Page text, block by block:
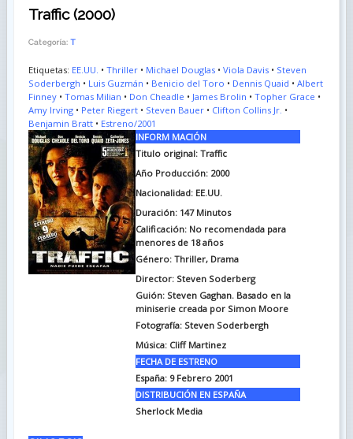
Traffic (2000)
Categoría: T
Etiquetas: EE.UU. • Thriller• Michael Douglas• Viola Davis• Steven
Soderbergh • Luis Guzmán • Benicio del Toro • Dennis Quaid • Albert
Finney• Tomas Milian • Don Cheadle • James Brolin • Topher Grace •
Amy Irving• Peter Riegert• Steven Bauer• Clifton Collins Jr. •
Benjamin Bratt• Estreno/2001
INFORM MACIÓN
Titulo original: Traffic
Año Producción: 2000
Nacionalidad: EE.UU.
Duración: 147 Minutos
Calificación: No recomendada para
menores de 18 años
Género: Thriller, Drama
Director: Steven Soderberg
Guión: Steven Gaghan. Basado en la
miniserie creada por Simon Moore
Fotografía: Steven Soderbergh
Música: Cliff Martinez
FECHA DE ESTRENO
España: 9 Febrero 2001
DISTRIBUCIÓN EN ESPAÑA
Sherlock Media